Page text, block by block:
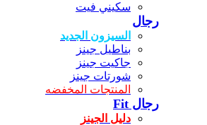
سكيني فيت
رجال
السيزون الجديد
بناطيل جينز
جاكيت جينز
شورتات جينز
المنتجات المخفضه
رجال Fit
دليل الجينز